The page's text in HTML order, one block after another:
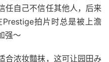
任自己不信任其他人，后来
拍片时总是被上澹
强～
合浓妆豔抹，这可让园田み